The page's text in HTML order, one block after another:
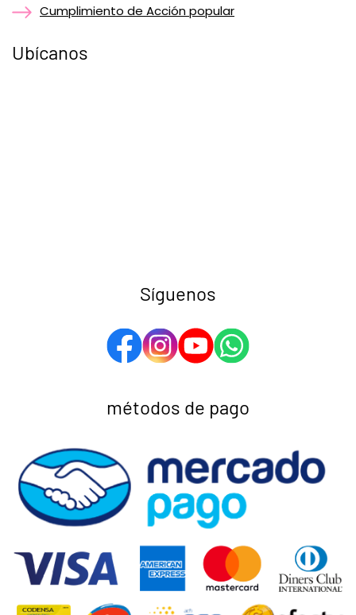
Cumplimiento de Acción popular
Ubícanos
Síguenos
métodos de pago